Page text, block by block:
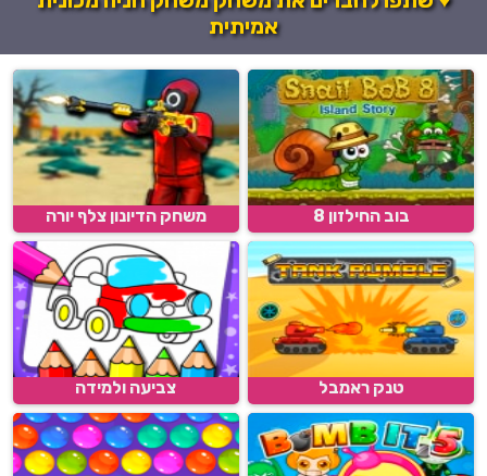
אמיתית
בוב החילזון 8 משחק הדיונון צלף יורה
טנק ראמבל צביעה ולמידה